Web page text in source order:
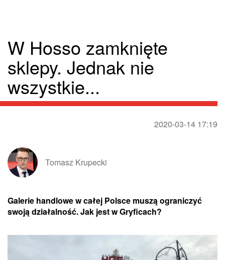
W Hosso zamknięte
sklepy. Jednak nie
wszystkie...
2020-03-14 17:19
Tomasz Krupecki
Galerie handlowe w całej Polsce muszą ograniczyć
swoją działalność. Jak jest w Gryficach?